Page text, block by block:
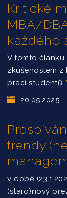
Kritické
MBA/
každého
V tomto článku
zkušenostem
prací studentů.
20.05.2025
trendy
v době
(staro)nový